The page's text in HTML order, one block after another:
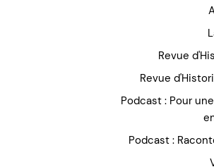
Revue
Revue
Podcast : Pour
Podcast :